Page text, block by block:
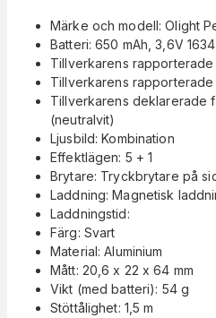
Märke och modell: Olight
Batteri: 650 mAh, 3,6V
Tillverkarens rapporterade
Tillverkarens rapporterade
Tillverkarens deklarerade
(neutralvit)
Ljusbild: Kombination
Effektlägen: 5 + 1
Brytare: Tryckbrytare på
Laddning: Magnetisk
Laddningstid:
Färg: Svart
Material: Aluminium
Mått: 20,6 x 22 x 64 mm
Vikt (med batteri): 54 g
Stöttålighet: 1,5 m